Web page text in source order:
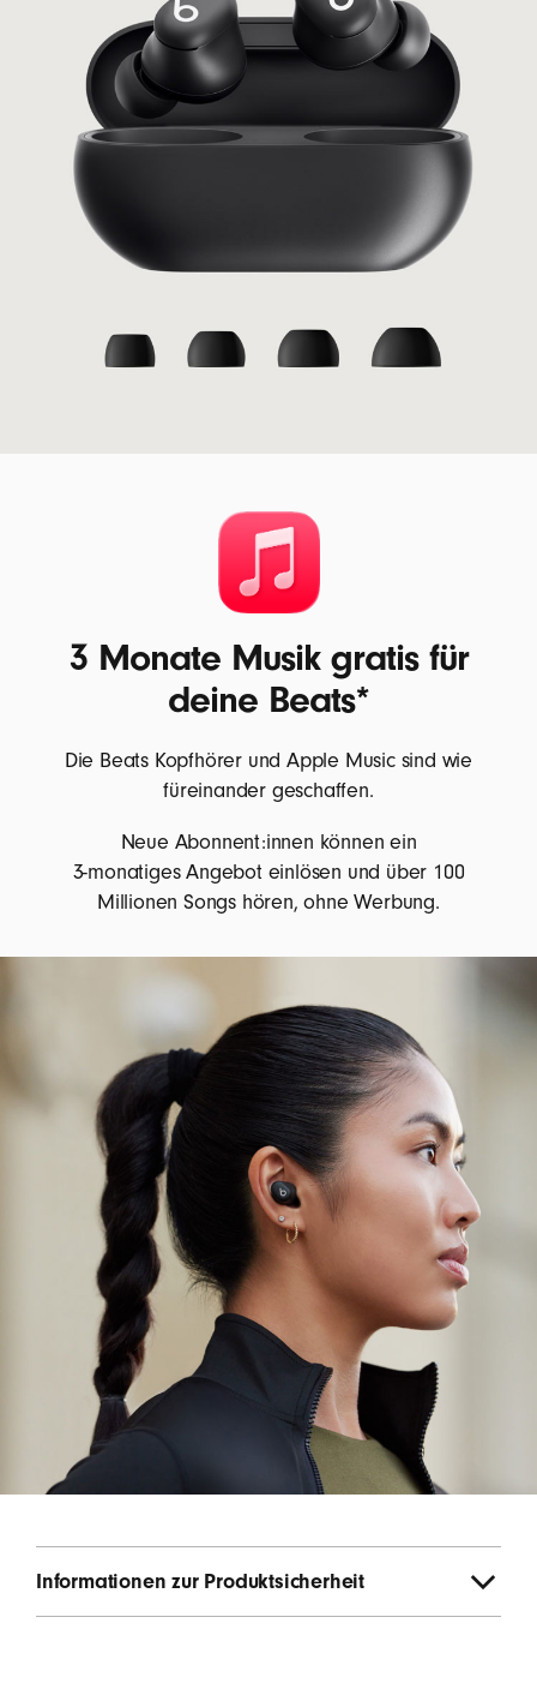
3 Monate Musik gratis für
deine Beats*
Die Beats Kopfhörer und Apple Music sind wie
füreinander geschaffen.
Neue Abonnent:innen können ein
3-monatiges Angebot einlösen und über 100
Millionen Songs hören, ohne Werbung.
Informationen zur Produktsicherheit